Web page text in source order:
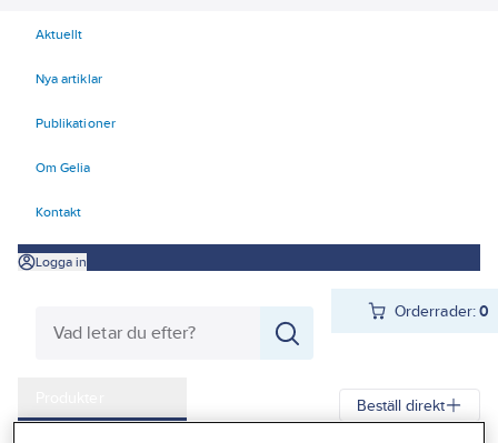
Aktuellt
Nya artiklar
Publikationer
Om Gelia
Kontakt
Logga in
Orderrader:0
Beställ direkt